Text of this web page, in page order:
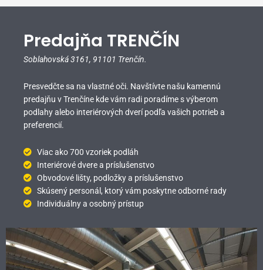
Predajňa TRENČÍN
Soblahovská 3161, 91101 Trenčín.
Presvedčte sa na vlastné oči. Navštívte našu kamennú
predajňu v Trenčíne kde vám radi poradíme s výberom
podlahy alebo interiérových dverí podľa vašich potrieb a
preferencií.
Viac ako 700 vzoriek podláh
Interiérové dvere a príslušenstvo
Obvodové lišty, podložky a príslušenstvo
Skúsený personál, ktorý vám poskytne odborné rady
Individuálny a osobný prístup